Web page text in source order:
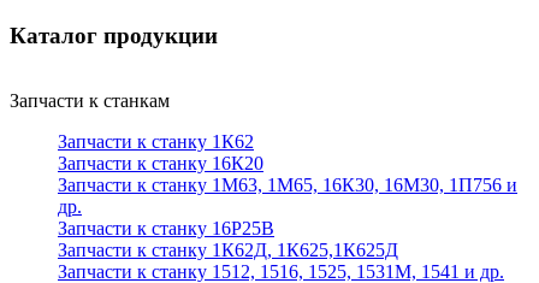
Каталог продукции
Запчасти к станкам
Запчасти к станку 1К62
Запчасти к станку 16К20
Запчасти к станку 1М63, 1М65, 16К30, 16М30, 1П756 и
др.
Запчасти к станку 16Р25В
Запчасти к станку 1К62Д, 1К625,1К625Д
Запчасти к станку 1512, 1516, 1525, 1531М, 1541 и др.